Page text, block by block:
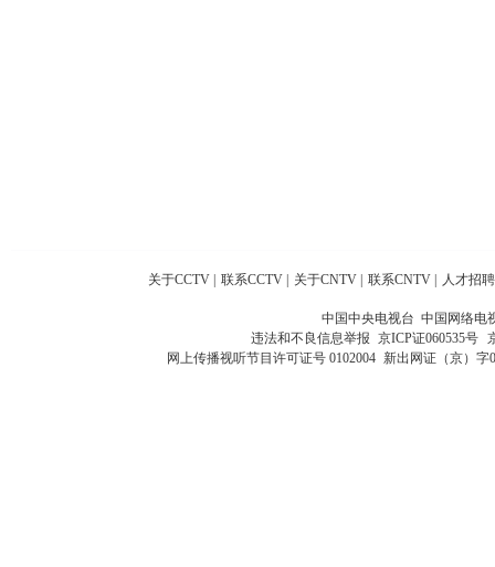
关于CCTV 联系CCTV 关于CNTV 联系CNTV 人才招聘
中国中央电视台 中国网络电
违法和不良信息举报 京ICP证060535号
网上传播视听节目许可证号 0102004 新出网证（京）